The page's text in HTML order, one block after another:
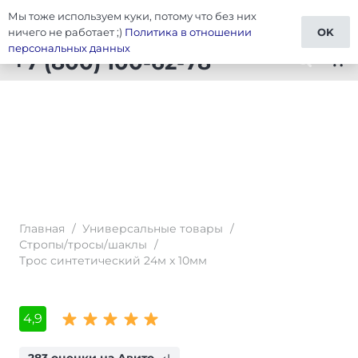
Тюнинг Универсальные товары
+7 (800) 100-62-78 shopping_cart
Главная / Универсальные товары /
Стропы/тросы/шаклы /
Трос синтетический 24м x 10мм
4,9
Мы тоже используем куки, потому что без них
ничего не работает ;) Политика в отношении
персональных данных
OK